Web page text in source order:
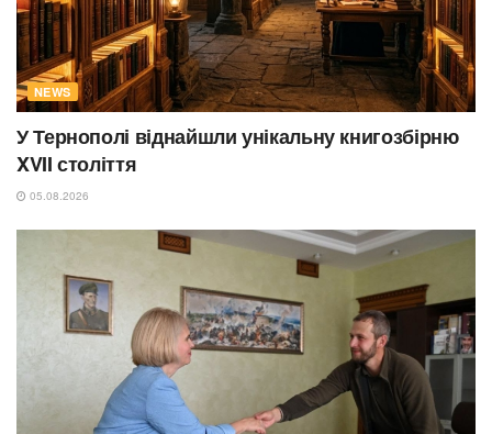
NEWS
У Тернополі віднайшли унікальну книгозбірню
XVII століття
05.08.2026